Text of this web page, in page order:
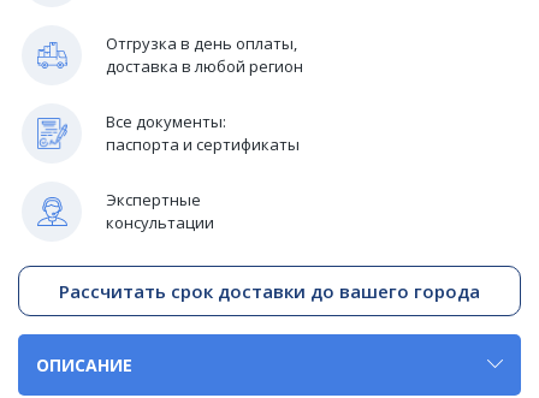
Отгрузка в день оплаты,
доставка в любой регион
Все документы:
паспорта и сертификаты
Экспертные
консультации
Рассчитать срок доставки до вашего города
ОПИСАНИЕ